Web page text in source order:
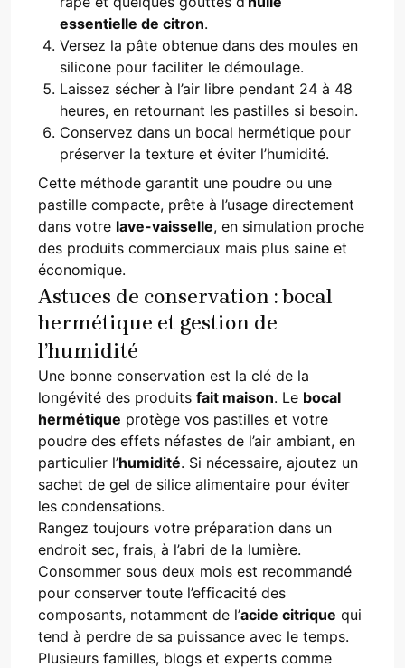
essentielle de citron.
Versez la pâte obtenue dans des moules en
silicone pour faciliter le démoulage.
Laissez sécher à l’air libre pendant 24 à 48
heures, en retournant les pastilles si besoin.
Conservez dans un bocal hermétique pour
préserver la texture et éviter l’humidité.
Cette méthode garantit une poudre ou une
pastille compacte, prête à l’usage directement
dans votre lave-vaisselle, en simulation proche
des produits commerciaux mais plus saine et
économique.
Astuces de conservation : bocal
hermétique et gestion de
l’humidité
Une bonne conservation est la clé de la
longévité des produits fait maison. Le bocal
hermétique protège vos pastilles et votre
poudre des effets néfastes de l’air ambiant, en
particulier l’humidité. Si nécessaire, ajoutez un
sachet de gel de silice alimentaire pour éviter
les condensations.
Rangez toujours votre préparation dans un
endroit sec, frais, à l’abri de la lumière.
Consommer sous deux mois est recommandé
pour conserver toute l’efficacité des
composants, notamment de l’acide citrique qui
tend à perdre de sa puissance avec le temps.
Plusieurs familles, blogs et experts comme